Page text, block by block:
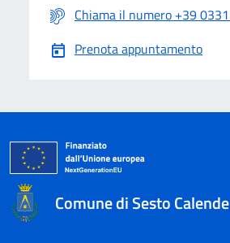
Chiama il numero +39
Prenota appuntamento
Comune di Sesto Calende